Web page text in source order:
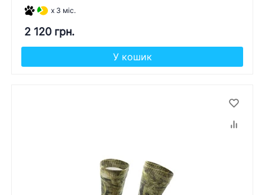
x 3 міс.
2 120 грн.
У кошик